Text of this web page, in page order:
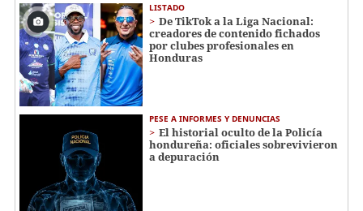
LISTADO
De TikTok a la Liga Nacional:
creadores de contenido fichados
por clubes profesionales en
Honduras
PESE A INFORMES Y DENUNCIAS
El historial oculto de la Policía
hondureña: oficiales sobrevivieron
a depuración